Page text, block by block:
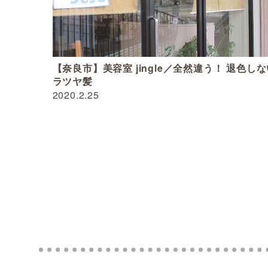
2020.2.25
【奈良市】美容室 jingle／全然違う！ 退色し
ラツヤ髪